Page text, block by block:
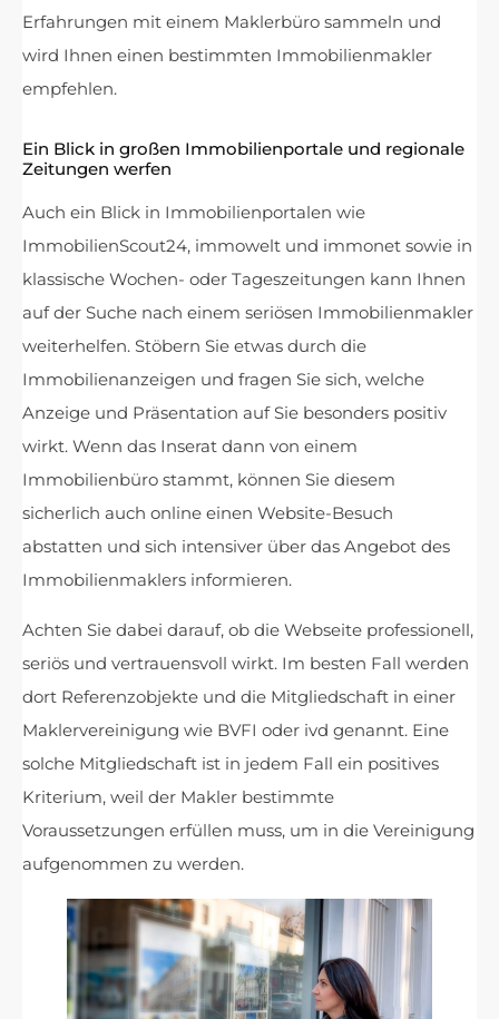
Erfahrungen mit einem Maklerbüro sammeln und
wird Ihnen einen bestimmten Immobilienmakler
empfehlen.
Ein Blick in großen Immobilienportale und regionale
Zeitungen werfen
Auch ein Blick in Immobilienportalen wie
ImmobilienScout24, immowelt und immonet sowie in
klassische Wochen- oder Tageszeitungen kann Ihnen
auf der Suche nach einem seriösen Immobilienmakler
weiterhelfen. Stöbern Sie etwas durch die
Immobilienanzeigen und fragen Sie sich, welche
Anzeige und Präsentation auf Sie besonders positiv
wirkt. Wenn das Inserat dann von einem
Immobilienbüro stammt, können Sie diesem
sicherlich auch online einen Website-Besuch
abstatten und sich intensiver über das Angebot des
Immobilienmaklers informieren.
Achten Sie dabei darauf, ob die Webseite professionell,
seriös und vertrauensvoll wirkt. Im besten Fall werden
dort Referenzobjekte und die Mitgliedschaft in einer
Maklervereinigung wie BVFI oder ivd genannt. Eine
solche Mitgliedschaft ist in jedem Fall ein positives
Kriterium, weil der Makler bestimmte
Voraussetzungen erfüllen muss, um in die Vereinigung
aufgenommen zu werden.